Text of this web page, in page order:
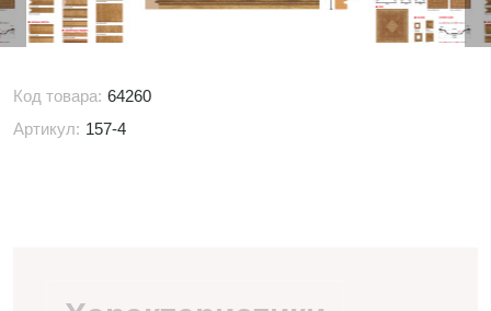
Код товара: 64260
Артикул: 157-4